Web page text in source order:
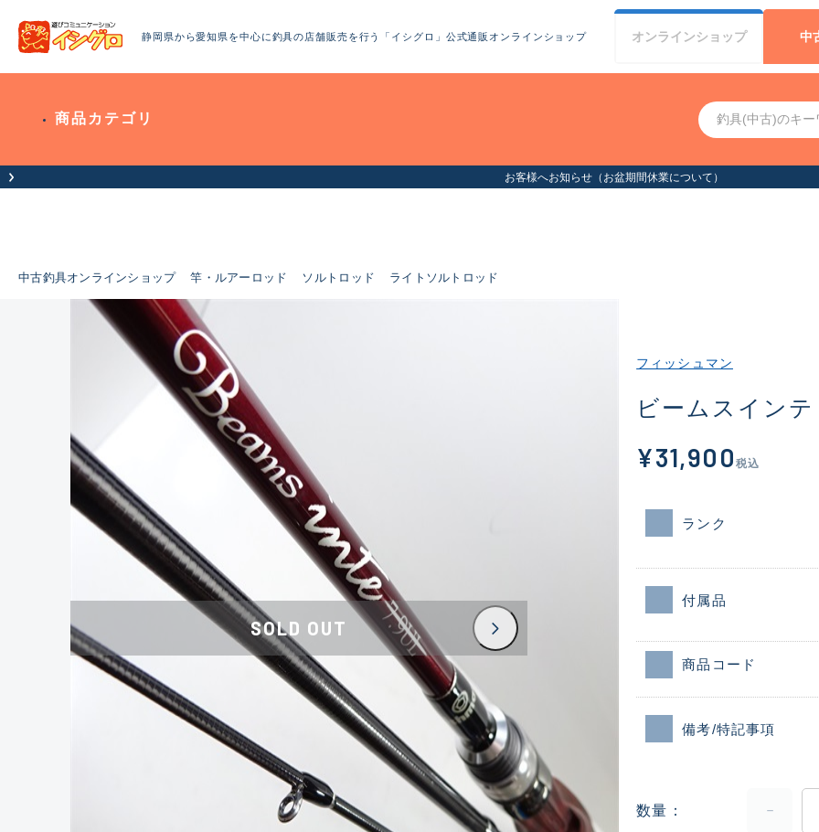
静岡県から愛知県を中心に釣具の店舗販売を行う「イシグロ」公式通販オンラインショップ オンラインショップ 中
商品カテゴリ
お客様へお知らせ（お盆期間休業について）
中古釣具オンラインショップ 竿・ルアーロッド ソルトロッド ライトソルトロッド
SOLD OUT
フィッシュマン
ビームスインテ
¥31,900 税込
ランク
付属品
商品コード
備考/特記事項
数量